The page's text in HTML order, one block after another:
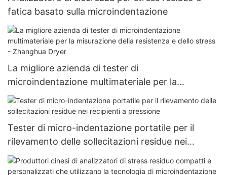
fatica basato sulla microindentazione
La migliore azienda di tester di
microindentazione multimateriale per la
misurazione della resistenza e dello stress -
Zhanghua Dryer
Tester di micro-indentazione portatile per il
rilevamento delle sollecitazioni residue nei
recipienti a pressione